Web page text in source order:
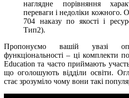
наглядне порівняння
переваги і недоліки кожного.
704 наказу по якості і
Тип2).
Пропонуємо вашій увазі
функціональності – ці комплекти
Education та часто приймають
що оголошують відділи освіти.
стає зрозуміло чому вони такі